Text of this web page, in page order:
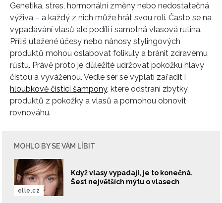
Genetika, stres, hormonální změny nebo nedostatečná
výživa – a každý z nich může hrát svou roli. Často se na
vypadávání vlasů ale podílí i samotná vlasová rutina.
Příliš utažené účesy nebo nánosy stylingových
produktů mohou oslabovat folikuly a bránit zdravému
růstu. Právě proto je důležité udržovat pokožku hlavy
čistou a vyváženou. Vedle sér se vyplatí zařadit i
hloubkově čisticí šampony, které odstraní zbytky
produktů z pokožky a vlasů a pomohou obnovit
rovnováhu.
MOHLO BY SE VÁM LÍBIT
Když vlasy vypadají, je to konečná.
Šest největších mýtu o vlasech
elle.cz